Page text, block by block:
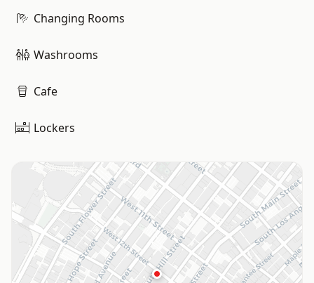
Changing Rooms
Washrooms
Cafe
Lockers